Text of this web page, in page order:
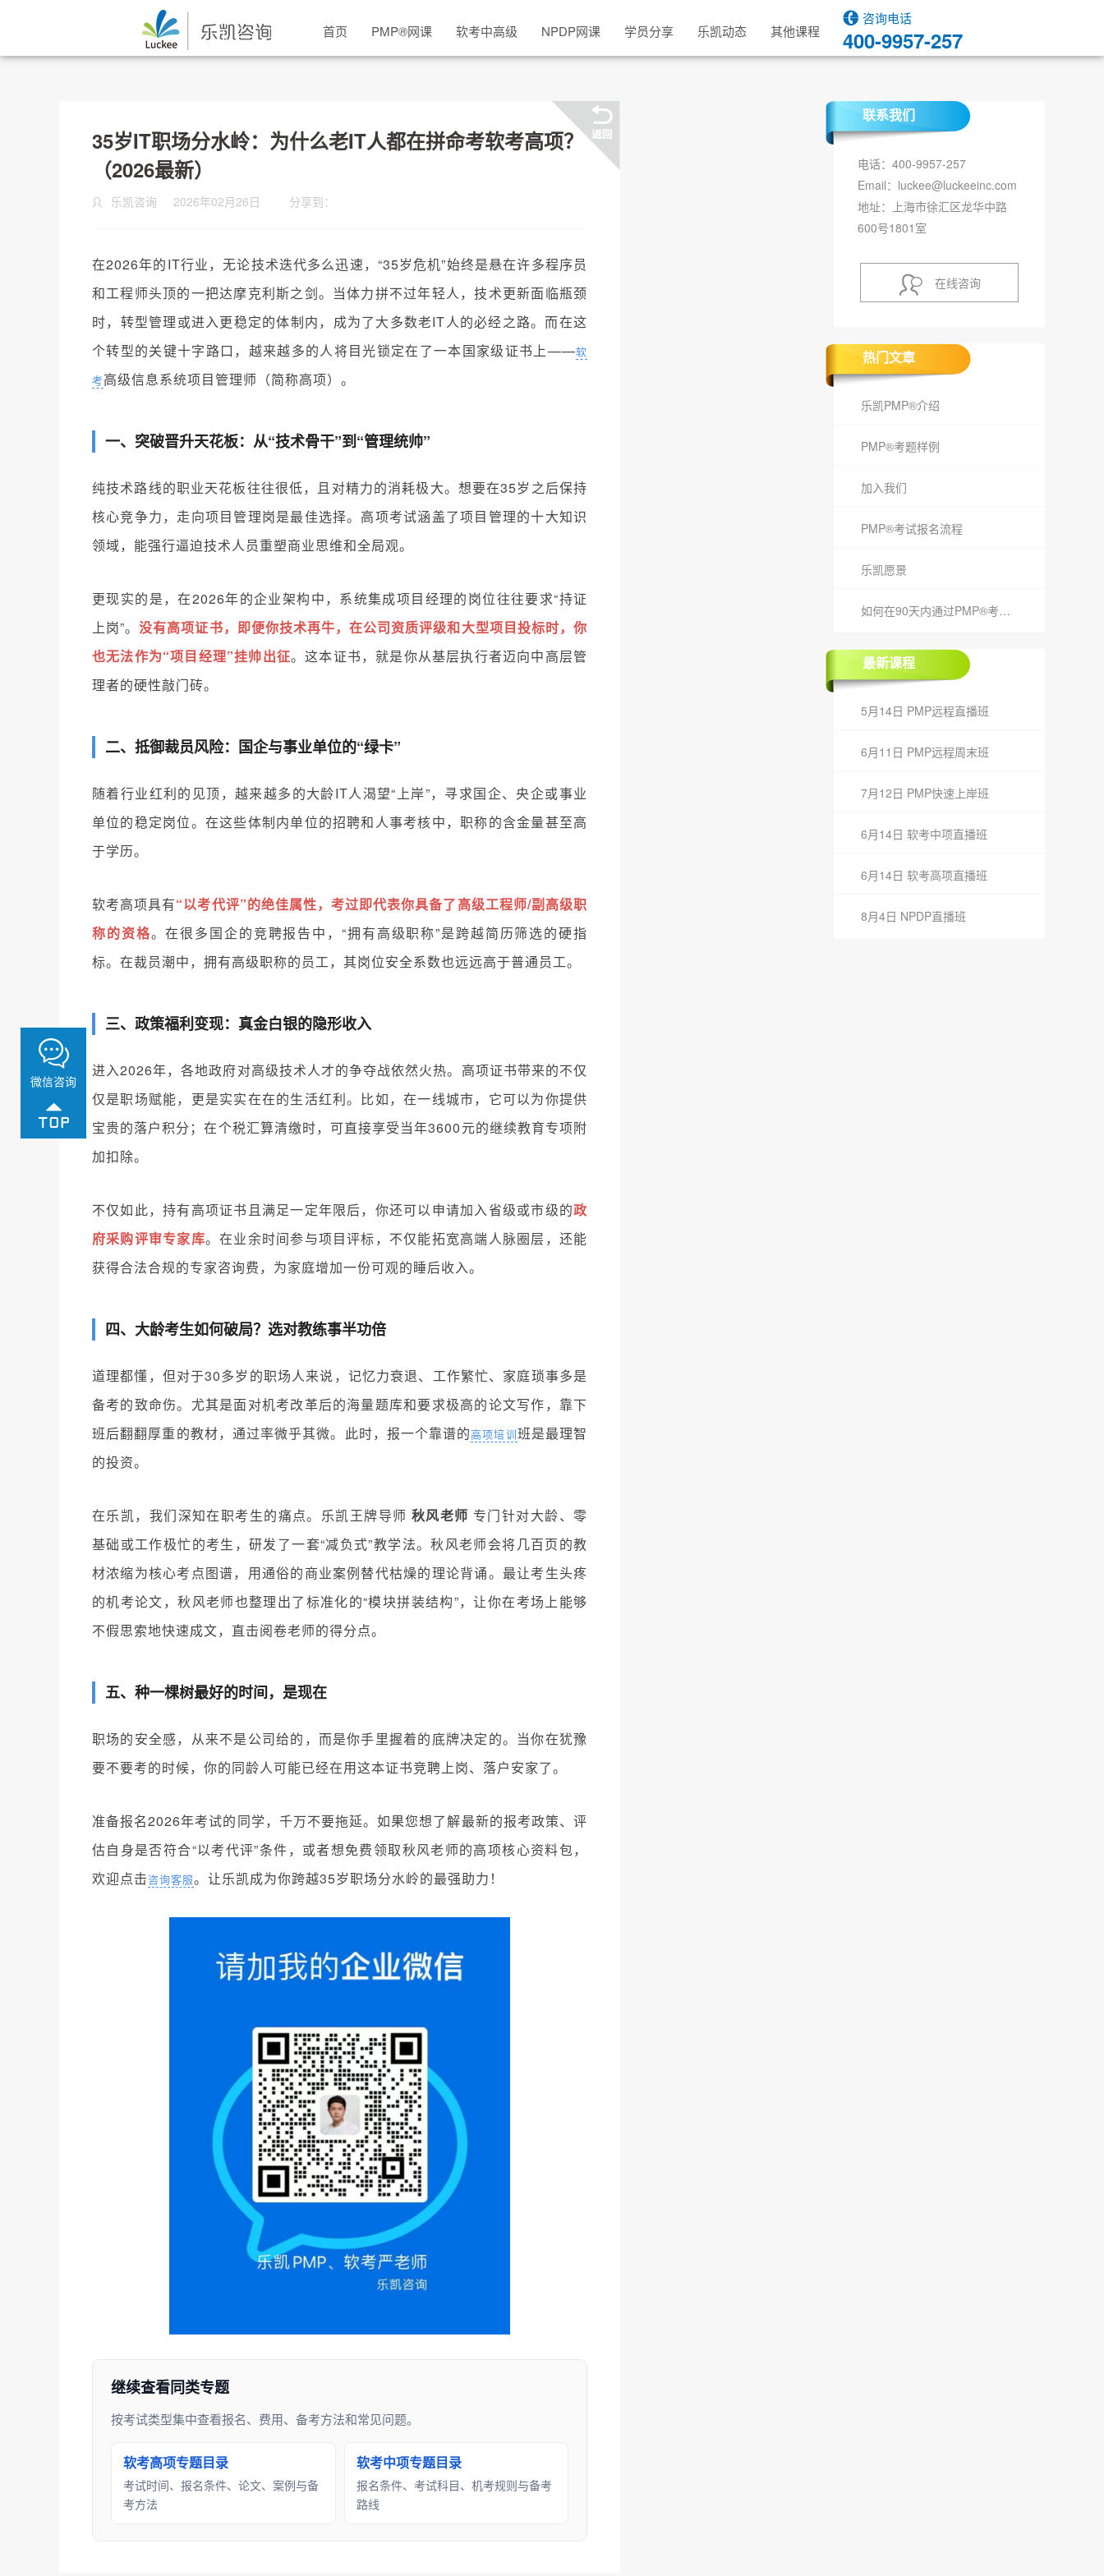
首页 PMP®网课 软考中高级 NPDP网课 学员分享 乐凯动态 其他课程
咨询电话
400-9957-257
35岁IT职场分水岭：为什么老IT人都在拼命考软考高项？
（2026最新）
乐凯咨询 2026年02月26日 分享到：
在2026年的IT行业，无论技术迭代多么迅速，“35岁危机”始终是悬在许多程序员
和工程师头顶的一把达摩克利斯之剑。当体力拼不过年轻人，技术更新面临瓶颈
时，转型管理或进入更稳定的体制内，成为了大多数老IT人的必经之路。而在这
个转型的关键十字路口，越来越多的人将目光锁定在了一本国家级证书上——软
考高级信息系统项目管理师（简称高项）。
一、突破晋升天花板：从“技术骨干”到“管理统帅”
纯技术路线的职业天花板往往很低，且对精力的消耗极大。想要在35岁之后保持
核心竞争力，走向项目管理岗是最佳选择。高项考试涵盖了项目管理的十大知识
领域，能强行逼迫技术人员重塑商业思维和全局观。
更现实的是，在2026年的企业架构中，系统集成项目经理的岗位往往要求“持证
上岗”。没有高项证书，即便你技术再牛，在公司资质评级和大型项目投标时，你
也无法作为“项目经理”挂帅出征。这本证书，就是你从基层执行者迈向中高层管
理者的硬性敲门砖。
二、抵御裁员风险：国企与事业单位的“绿卡”
随着行业红利的见顶，越来越多的大龄IT人渴望“上岸”，寻求国企、央企或事业
单位的稳定岗位。在这些体制内单位的招聘和人事考核中，职称的含金量甚至高
于学历。
软考高项具有“以考代评”的绝佳属性，考过即代表你具备了高级工程师/副高级职
称的资格。在很多国企的竞聘报告中，“拥有高级职称”是跨越简历筛选的硬指
标。在裁员潮中，拥有高级职称的员工，其岗位安全系数也远远高于普通员工。
三、政策福利变现：真金白银的隐形收入
进入2026年，各地政府对高级技术人才的争夺战依然火热。高项证书带来的不仅
仅是职场赋能，更是实实在在的生活红利。比如，在一线城市，它可以为你提供
宝贵的落户积分；在个税汇算清缴时，可直接享受当年3600元的继续教育专项附
加扣除。
不仅如此，持有高项证书且满足一定年限后，你还可以申请加入省级或市级的政
府采购评审专家库。在业余时间参与项目评标，不仅能拓宽高端人脉圈层，还能
获得合法合规的专家咨询费，为家庭增加一份可观的睡后收入。
四、大龄考生如何破局？选对教练事半功倍
道理都懂，但对于30多岁的职场人来说，记忆力衰退、工作繁忙、家庭琐事多是
备考的致命伤。尤其是面对机考改革后的海量题库和要求极高的论文写作，靠下
班后翻翻厚重的教材，通过率微乎其微。此时，报一个靠谱的高项培训班是最理智
的投资。
在乐凯，我们深知在职考生的痛点。乐凯王牌导师 秋风老师 专门针对大龄、零
基础或工作极忙的考生，研发了一套“减负式”教学法。秋风老师会将几百页的教
材浓缩为核心考点图谱，用通俗的商业案例替代枯燥的理论背诵。最让考生头疼
的机考论文，秋风老师也整理出了标准化的“模块拼装结构”，让你在考场上能够
不假思索地快速成文，直击阅卷老师的得分点。
五、种一棵树最好的时间，是现在
职场的安全感，从来不是公司给的，而是你手里握着的底牌决定的。当你在犹豫
要不要考的时候，你的同龄人可能已经在用这本证书竞聘上岗、落户安家了。
准备报名2026年考试的同学，千万不要拖延。如果您想了解最新的报考政策、评
估自身是否符合“以考代评”条件，或者想免费领取秋风老师的高项核心资料包，
欢迎点击咨询客服。让乐凯成为你跨越35岁职场分水岭的最强助力！
继续查看同类专题
按考试类型集中查看报名、费用、备考方法和常见问题。
软考高项专题目录
考试时间、报名条件、论文、案例与备
考方法
软考中项专题目录
报名条件、考试科目、机考规则与备考
路线
联系我们
电话：400-9957-257
Email：luckee@luckeeinc.com
地址：上海市徐汇区龙华中路
600号1801室
在线咨询
热门文章
乐凯PMP®介绍
PMP®考题样例
加入我们
PMP®考试报名流程
乐凯愿景
如何在90天内通过PMP®考试？
最新课程
5月14日 PMP远程直播班
6月11日 PMP远程周末班
7月12日 PMP快速上岸班
6月14日 软考中项直播班
6月14日 软考高项直播班
8月4日 NPDP直播班
微信咨询